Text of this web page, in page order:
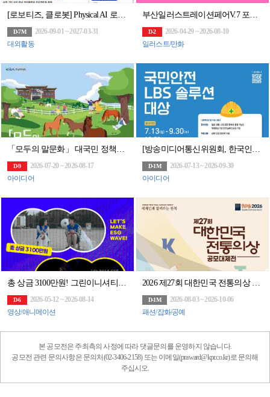
[로보티즈, 클로봇] Physical AI 로봇 SW개발 채용연계과정 모집
D-7M
2026-09-01 ~ 2027-03-31
대외활동
부산일러스트레이션페어V.7 포스터 공모전 [THE POSTER BUSAN 2026]
D-2
2026-04-29 ~ 2026-08-10
일러스트/만화
D-9
2026-07-20 ~ 2026-08-17
아이디어
D-1M
2026-07-13 ~ 2026-09-30
아이디어
D-6
2026-05-12 ~ 2026-08-14
영상/애니메이션
D-1M
2026-08-03 ~ 2026-10-06
패션/잡화/공예
본 공모전은 주최측의 사정에 따라 댓글문의를 운영하지 않습니다.
공모전 관련 문의사항은 문의처(02-3406-2158) 또는 이메일(praward@kpr.co.kr)로 문의해
주십시오.